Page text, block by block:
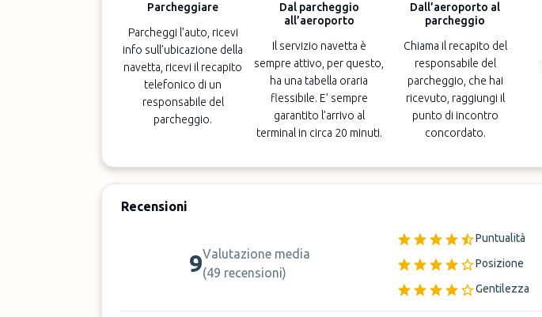
Parcheggiare
Parcheggi l’auto, ricevi
info sull’ubicazione della
navetta, ricevi il recapito
telefonico di un
responsabile del
parcheggio.
Dal parcheggio
all’aeroporto
Il servizio navetta è
sempre attivo, per questo,
ha una tabella oraria
flessibile. E’ sempre
garantito l’arrivo al
terminal in circa 20 minuti.
Dall’aeroporto al
parcheggio
Chiama il recapito del
responsabile del
parcheggio, che hai
ricevuto, raggiungi il
punto di incontro
concordato.
Recensioni
9Valutazione media
(49 recensioni)
Puntualità
Posizione
Gentilezza